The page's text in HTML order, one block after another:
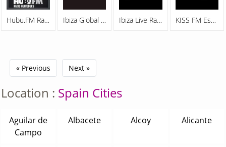
Hubu.FM Radio Hunteburg Ibiza Global Radio 97.6 FM Ibiza Live Radio KISS FM España
« Previous Next »
Location : Spain Cities
Aguilar de
Campo
Albacete Alcoy Alicante